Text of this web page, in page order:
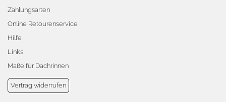
Zahlungsarten
Online Retourenservice
Hilfe
Links
Maße für Dachrinnen
Vertrag widerrufen